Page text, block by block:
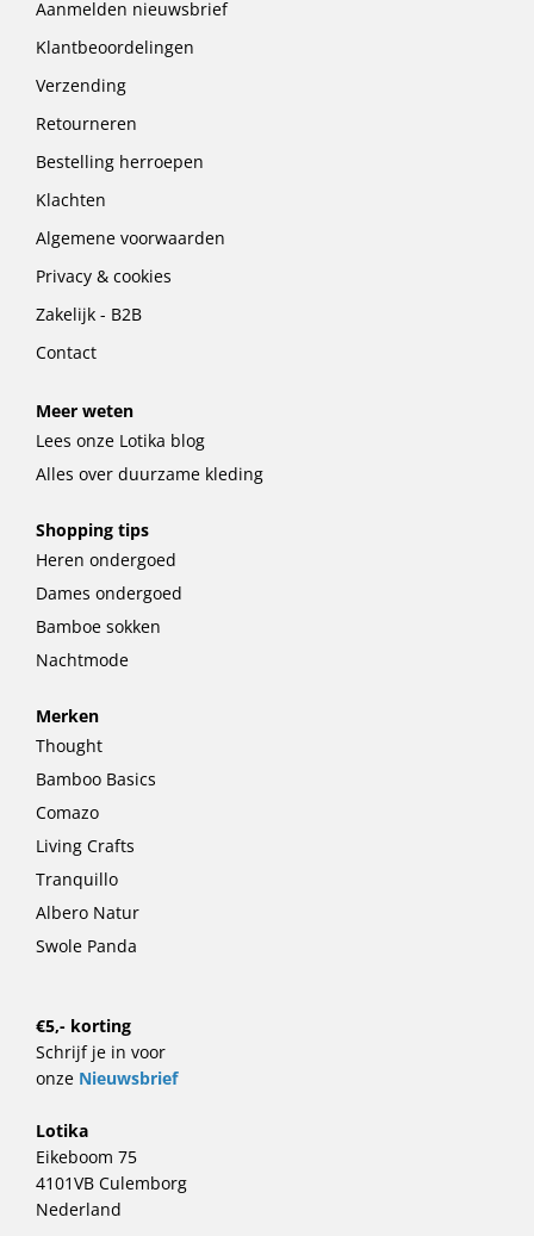
Aanmelden nieuwsbrief
Klantbeoordelingen
Verzending
Retourneren
Bestelling herroepen
Klachten
Algemene voorwaarden
Privacy & cookies
Zakelijk - B2B
Contact
Meer weten
Lees onze Lotika blog
Alles over duurzame kleding
Shopping tips
Heren ondergoed
Dames ondergoed
Bamboe sokken
Nachtmode
Merken
Thought
Bamboo Basics
Comazo
Living Crafts
Tranquillo
Albero Natur
Swole Panda
€5,- korting
Schrijf je in voor
onze Nieuwsbrief
Lotika
Eikeboom 75
4101VB Culemborg
Nederland